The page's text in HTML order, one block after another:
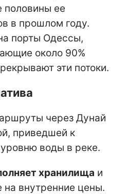
половины ее
в прошлом году.
порты Одессы,
около 90%
эти потоки.
через Дунай
приведшей к
воды в реке.
хранилища и
на внутренние цены.